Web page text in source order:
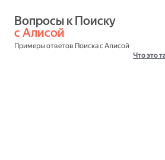
с Алисой
Примеры ответов Поиска с Алисой
Что это